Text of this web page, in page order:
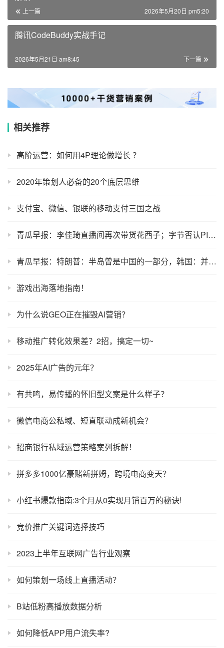
上一篇 2026年5月20日 pm5:20
腾讯CodeBuddy实战手记
下一篇
2026年5月21日 am8:45
相关推荐
高阶运营：如何用4P理论做增长 ？
2020年策划人必备的20个底层思维
支付宝、微信、银联的移动支付三国之战
青瓜早报：李佳琦直播间再次带货花西子；字节否认PICO业务将被逐步关停；疯狂小杨哥回应电商挤压实体经济…
青瓜早报：特朗普：半岛曾是中国的一部分，韩国：并不是
游戏出海落地指南！
为什么说GEO正在摧毁AI营销？
移动推广转化效果差？2招，搞定一切~
2025年AI广告的元年？
有共鸣，易传播的怀旧型文案是什么样子？
微信电商公私域、短直联动成新机会？
招商银行私域运营策略案列拆解！
拼多多1000亿豪赌新拼姆，跨境电商变天？
小红书爆款指南:3个月从0实现月销百万的秘诀!
竞价推广关键词选择技巧
2023上半年互联网广告行业观察
如何策划一场线上直播活动？
B站低粉高播放数据分析
如何降低APP用户流失率?